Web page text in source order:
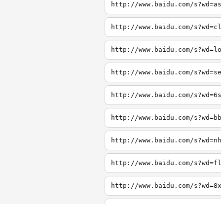
http://www.baidu.com/
http://www.baidu.com/
http://www.baidu.com/
http://www.baidu.com/
http://www.baidu.com/
http://www.baidu.com/
http://www.baidu.com/
http://www.baidu.com/
http://www.baidu.com/